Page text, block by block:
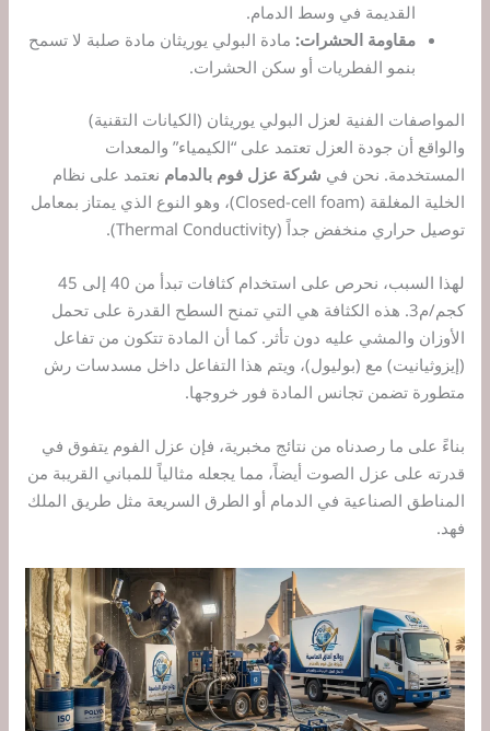
القديمة في وسط الدمام.
مقاومة الحشرات: مادة البولي يوريثان مادة صلبة لا تسمح
بنمو الفطريات أو سكن الحشرات.
المواصفات الفنية لعزل البولي يوريثان (الكيانات التقنية)
والواقع أن جودة العزل تعتمد على “الكيمياء” والمعدات
المستخدمة. نحن في شركة عزل فوم بالدمام نعتمد على نظام
الخلية المغلقة (Closed-cell foam)، وهو النوع الذي يمتاز بمعامل
توصيل حراري منخفض جداً (Thermal Conductivity).
لهذا السبب، نحرص على استخدام كثافات تبدأ من 40 إلى 45
كجم/م3. هذه الكثافة هي التي تمنح السطح القدرة على تحمل
الأوزان والمشي عليه دون تأثر. كما أن المادة تتكون من تفاعل
(إيزوثيانيت) مع (بوليول)، ويتم هذا التفاعل داخل مسدسات رش
متطورة تضمن تجانس المادة فور خروجها.
بناءً على ما رصدناه من نتائج مخبرية، فإن عزل الفوم يتفوق في
قدرته على عزل الصوت أيضاً، مما يجعله مثالياً للمباني القريبة من
المناطق الصناعية في الدمام أو الطرق السريعة مثل طريق الملك
فهد.